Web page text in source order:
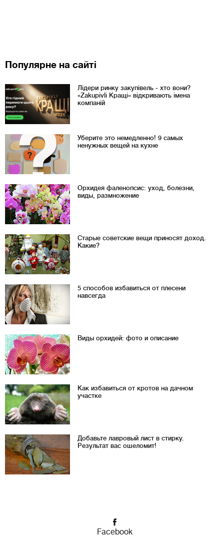
Популярне на сайті
Лідери ринку закупівель - хто вони?
«Zakupivli Кращі» відкривають імена
компаній
Уберите это немедленно! 9 самых
ненужных вещей на кухне
Орхидея фаленопсис: уход, болезни,
виды, размножение
Старые советские вещи приносят доход.
Какие?
5 способов избавиться от плесени
навсегда
Виды орхидей: фото и описание
Как избавиться от кротов на дачном
участке
Добавьте лавровый лист в стирку.
Результат вас ошеломит!
Facebook